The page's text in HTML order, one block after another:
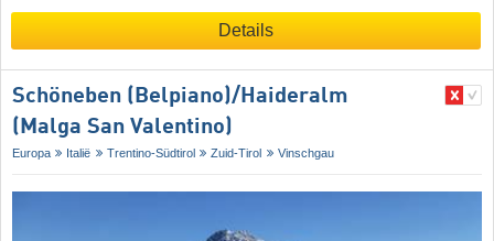
Details
Schöneben (Belpiano)/​Haideralm
(Malga San Valentino)
Europa Italië Trentino-Südtirol Zuid-Tirol Vinschgau